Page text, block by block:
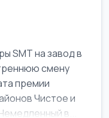
SMT на завод в
смену
премии
Чистое и
в...